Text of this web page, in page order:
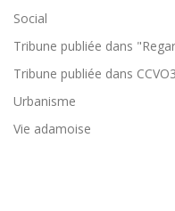
Social
Tribune publiée dans
Tribune publiée dans
Urbanisme
Vie adamoise